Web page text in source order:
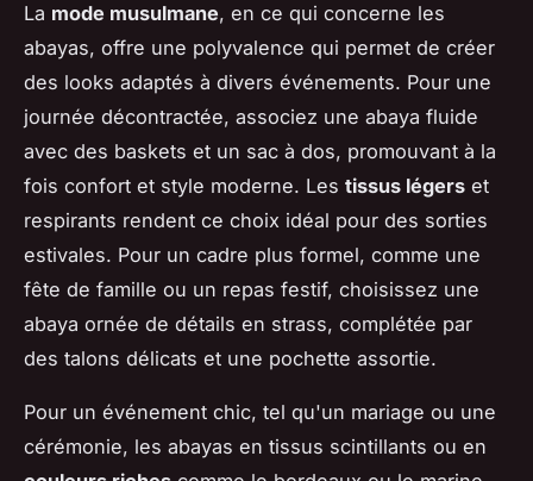
La mode musulmane, en ce qui concerne les
abayas, offre une polyvalence qui permet de créer
des looks adaptés à divers événements. Pour une
journée décontractée, associez une abaya fluide
avec des baskets et un sac à dos, promouvant à la
fois confort et style moderne. Les tissus légers et
respirants rendent ce choix idéal pour des sorties
estivales. Pour un cadre plus formel, comme une
fête de famille ou un repas festif, choisissez une
abaya ornée de détails en strass, complétée par
des talons délicats et une pochette assortie.
Pour un événement chic, tel qu'un mariage ou une
cérémonie, les abayas en tissus scintillants ou en